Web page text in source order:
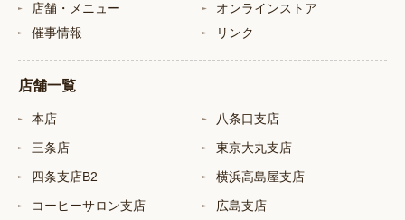
店舗・メニュー
催事情報
オンラインストア
リンク
店舗一覧
本店
三条店
四条支店B2
コーヒーサロン支店
八条口支店
東京大丸支店
横浜高島屋支店
広島支店